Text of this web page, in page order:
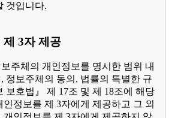
것입니다.
제 3자 제공
주체의 개인정보를 명시한 범위 내
정보주체의 동의, 법률의 특별한 규
보호법』​ 제 17조 및 제 18조에 해당
정보를 제 3자에게 제공하고 그 외